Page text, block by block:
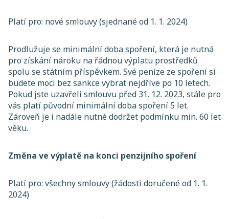
Platí pro: nové smlouvy (sjednané od 1. 1. 2024)
Prodlužuje se minimální doba spoření, která je nutná
pro získání nároku na řádnou výplatu prostředků
spolu se státním příspěvkem. Své peníze ze spoření si
budete moci bez sankce vybrat nejdříve po 10 letech.
Pokud jste uzavřeli smlouvu před 31. 12. 2023, stále pro
vás platí původní minimální doba spoření 5 let.
Zároveň je i nadále nutné dodržet podmínku min. 60 let
věku.
Změna ve výplatě na konci penzijního spoření
Platí pro: všechny smlouvy (žádosti doručené od 1. 1.
2024)